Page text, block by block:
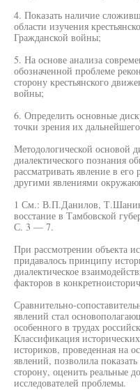
4. Показать наличие
области изучения
Гражданской войны;
5. На основе анализа
обозначенной проблеме
сторону крестьянского
войны;
6. Определить основные
точки зрения их
Методологической основой
диалектического познания
рассматривать явление в
другими явлениями
1 См.: В.П.Данилов,
восстание в Тамбовской
С. 3 — 7.
При рассмотрении объекта
придавалось принципу
диалектическое
факторов в
Сравнительно-
явлений стал
особенного в трудах
Классификация
историков, проведенная на
явлений, позволила
сторону, оценить реальные
исследователей проблемы.